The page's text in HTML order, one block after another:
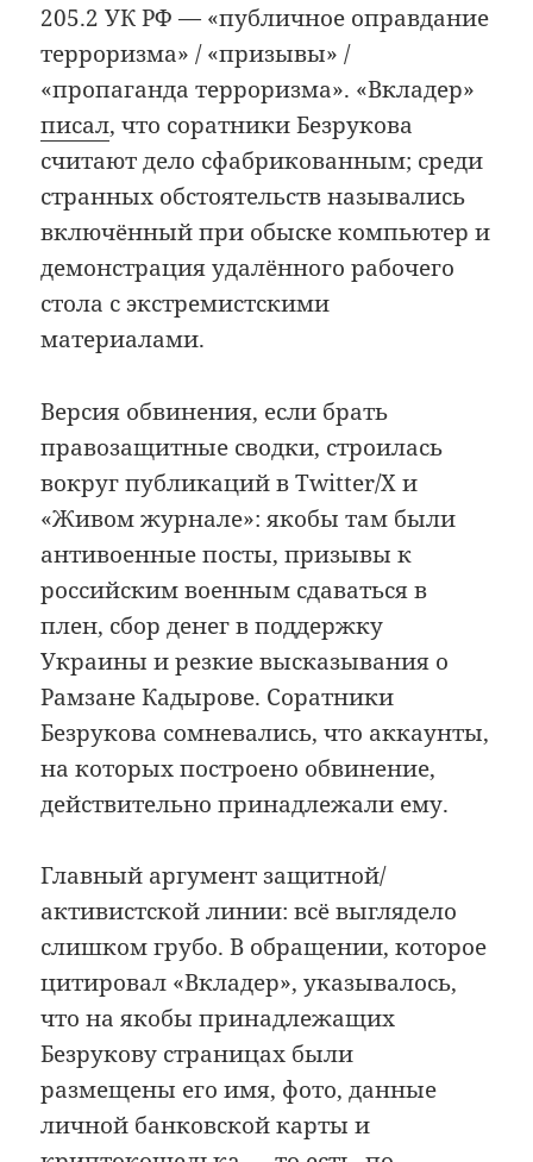
205.2 УК РФ — «публичное оправдание
терроризма» / «призывы» /
«пропаганда терроризма». «Вкладер»
писал, что соратники Безрукова
считают дело сфабрикованным; среди
странных обстоятельств назывались
включённый при обыске компьютер и
демонстрация удалённого рабочего
стола с экстремистскими
материалами.
Версия обвинения, если брать
правозащитные сводки, строилась
вокруг публикаций в Twitter/X и
«Живом журнале»: якобы там были
антивоенные посты, призывы к
российским военным сдаваться в
плен, сбор денег в поддержку
Украины и резкие высказывания о
Рамзане Кадырове. Соратники
Безрукова сомневались, что аккаунты,
на которых построено обвинение,
действительно принадлежали ему.
Главный аргумент защитной/
активистской линии: всё выглядело
слишком грубо. В обращении, которое
цитировал «Вкладер», указывалось,
что на якобы принадлежащих
Безрукову страницах были
размещены его имя, фото, данные
личной банковской карты и